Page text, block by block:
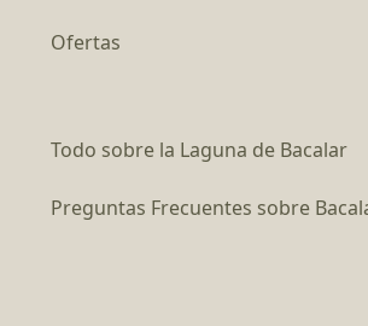
Ofertas
Todo sobre la Laguna de Bacalar
Preguntas Frecuentes sobre